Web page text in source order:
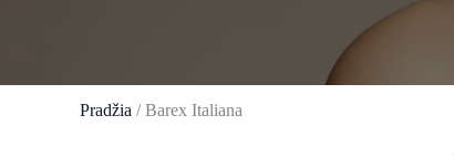
Pradžia / Barex Italiana